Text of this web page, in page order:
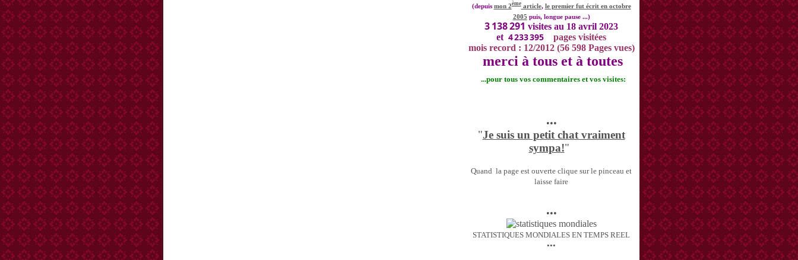
(depuis mon 2èmearticle, le premier fut écrit en octobre
2005 puis, longue pause ...)
3 138 291 visites au 18 avril 2023
et 4 233 395
pages visitées
mois record : 12/2012 (56 598 Pages vues)
merci à tous et à toutes
...pour tous vos commentaires et vos visites:
•••
"Je suis un petit chat vraiment
sympa!"
Quand la page est ouverte clique sur le pinceau et
laisse faire
•••
STATISTIQUES MONDIALES EN TEMPS REEL
•••